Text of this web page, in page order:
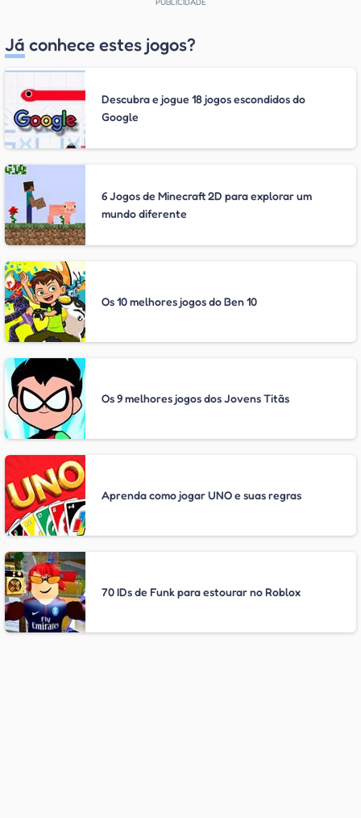
Já conhece estes jogos?
Descubra e jogue 18 jogos escondidos do
Google
6 Jogos de Minecraft 2D para explorar um
mundo diferente
Os 10 melhores jogos do Ben 10
Os 9 melhores jogos dos Jovens Titãs
Aprenda como jogar UNO e suas regras
70 IDs de Funk para estourar no Roblox